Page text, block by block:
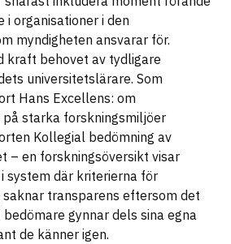
organisationer i den
myndigheten ansvarar för.
kraft behovet av tydligare
universitetslärare. Som
Hans Excellens: om
starka forskningsmiljöer
Kollegial bedömning av
– en forskningsöversikt visar
system där kriterierna för
transparens eftersom det
gynnar dels sina egna
de känner igen.